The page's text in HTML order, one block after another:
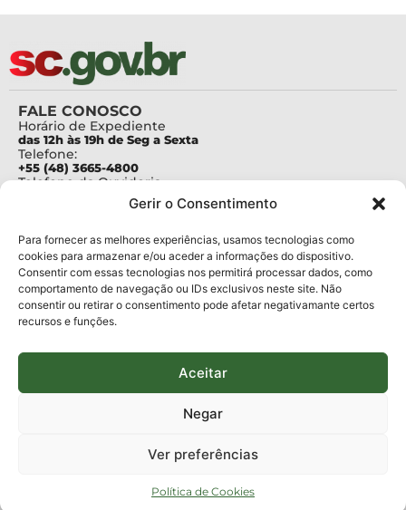
Gerir o Consentimento
Para fornecer as melhores experiências, usamos tecnologias como
cookies para armazenar e/ou aceder a informações do dispositivo.
Consentir com essas tecnologias nos permitirá processar dados, como
comportamento de navegação ou IDs exclusivos neste site. Não
consentir ou retirar o consentimento pode afetar negativamante certos
recursos e funções.
Aceitar
Negar
Ver preferências
Política de Cookies
FALE CONOSCO
Horário de Expediente
das 12h às 19h de Seg a Sexta
Telefone:
+55 (48) 3665-4800
Telefone da Ouvidoria
Para assuntos relacionados à Pesquisa
pesquisa@fapesc.sc.gov.br
Para assuntos relacionados à Inovação
inovacao@fapesc.sc.gov.br
Para assuntos relacionados à Bolsas
bolsas@fapesc.sc.gov.br
Para assuntos relacionados à Prestação de Contas
Para assuntos relacionados à Plataforma
plataforma@fapesc.sc.gov.br
Jair Artur da Silva dpo@fapesc.sc.gov.br 3665-4831
km 01, Módulo 12A, Edifício Fapesc / Celta, 5° andar